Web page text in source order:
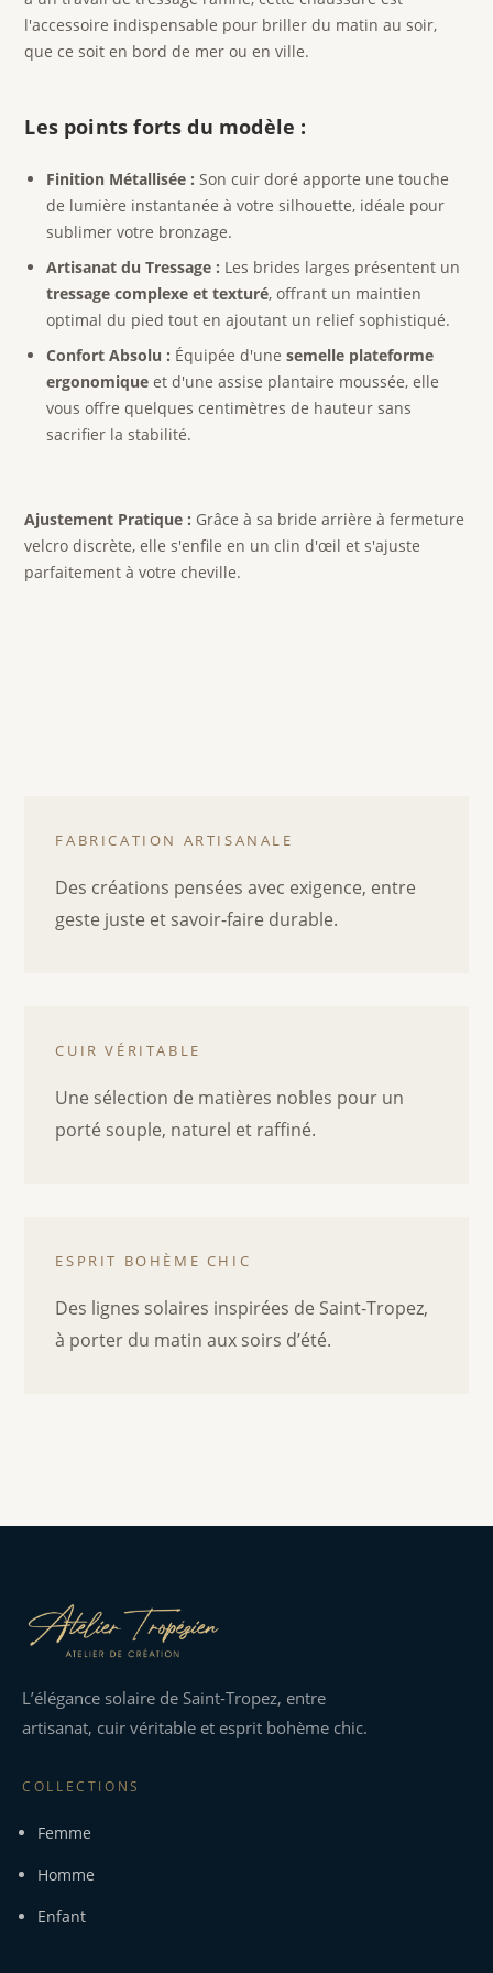
l'accessoire indispensable pour briller du matin au soir,
que ce soit en bord de mer ou en ville.
Les points forts du modèle :
Finition Métallisée : Son cuir doré apporte une touche
de lumière instantanée à votre silhouette, idéale pour
sublimer votre bronzage.
Artisanat du Tressage : Les brides larges présentent un
tressage complexe et texturé, offrant un maintien
optimal du pied tout en ajoutant un relief sophistiqué.
Confort Absolu : Équipée d'unesemelle plateforme
ergonomique et d'une assise plantaire moussée, elle
vous offre quelques centimètres de hauteur sans
sacrifier la stabilité.
Ajustement Pratique : Grâce à sa bride arrière à fermeture
velcro discrète, elle s'enfile en un clin d'œil et s'ajuste
parfaitement à votre cheville.
FABRICATION ARTISANALE
Des créations pensées avec exigence, entre
geste juste et savoir-faire durable.
CUIR VÉRITABLE
Une sélection de matières nobles pour un
porté souple, naturel et raffiné.
ESPRIT BOHÈME CHIC
Des lignes solaires inspirées de Saint-Tropez,
à porter du matin aux soirs d’été.
L’élégance solaire de Saint-Tropez, entre
artisanat, cuir véritable et esprit bohème chic.
COLLECTIONS
Femme
Homme
Enfant